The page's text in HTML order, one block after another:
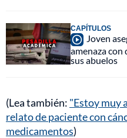
CAPÍTULOS
Joven
amenaza con
sus abuelos
(Lea también: "Estoy muy
relato de paciente con
medicamentos)